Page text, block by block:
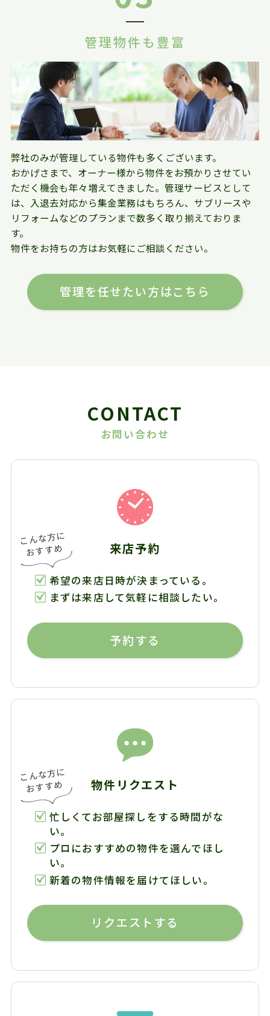
管理物件も豊富
弊社のみが管理している物件も多くございます。
おかげさまで、オーナー様から物件をお預かりさせてい
ただく機会も年々増えてきました。管理サービスとして
は、入退去対応から集金業務はもちろん、サブリースや
リフォームなどのプランまで数多く取り揃えておりま
す。
物件をお持ちの方はお気軽にご相談ください。
管理を任せたい方はこちら
CONTACT
お問い合わせ
来店予約
希望の来店日時が決まっている。
まずは来店して気軽に相談したい。
予約する
物件リクエスト
忙しくてお部屋探しをする時間がな
い。
プロにおすすめの物件を選んでほし
い。
新着の物件情報を届けてほしい。
リクエストする